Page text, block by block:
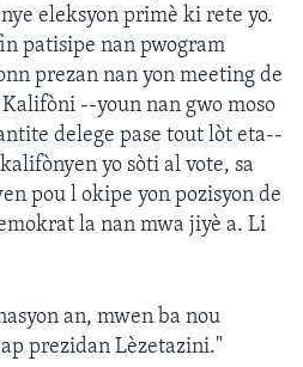
eleksyon primè ki rete yo.
patisipe nan pwogram
prezan nan yon meeting de
--youn nan gwo moso
delege pase tout lòt eta--
yo sòti al vote, sa
pou l okipe yon pozisyon de
la nan mwa jiyè a. Li
an, mwen ba nou
prezidan Lèzetazini."